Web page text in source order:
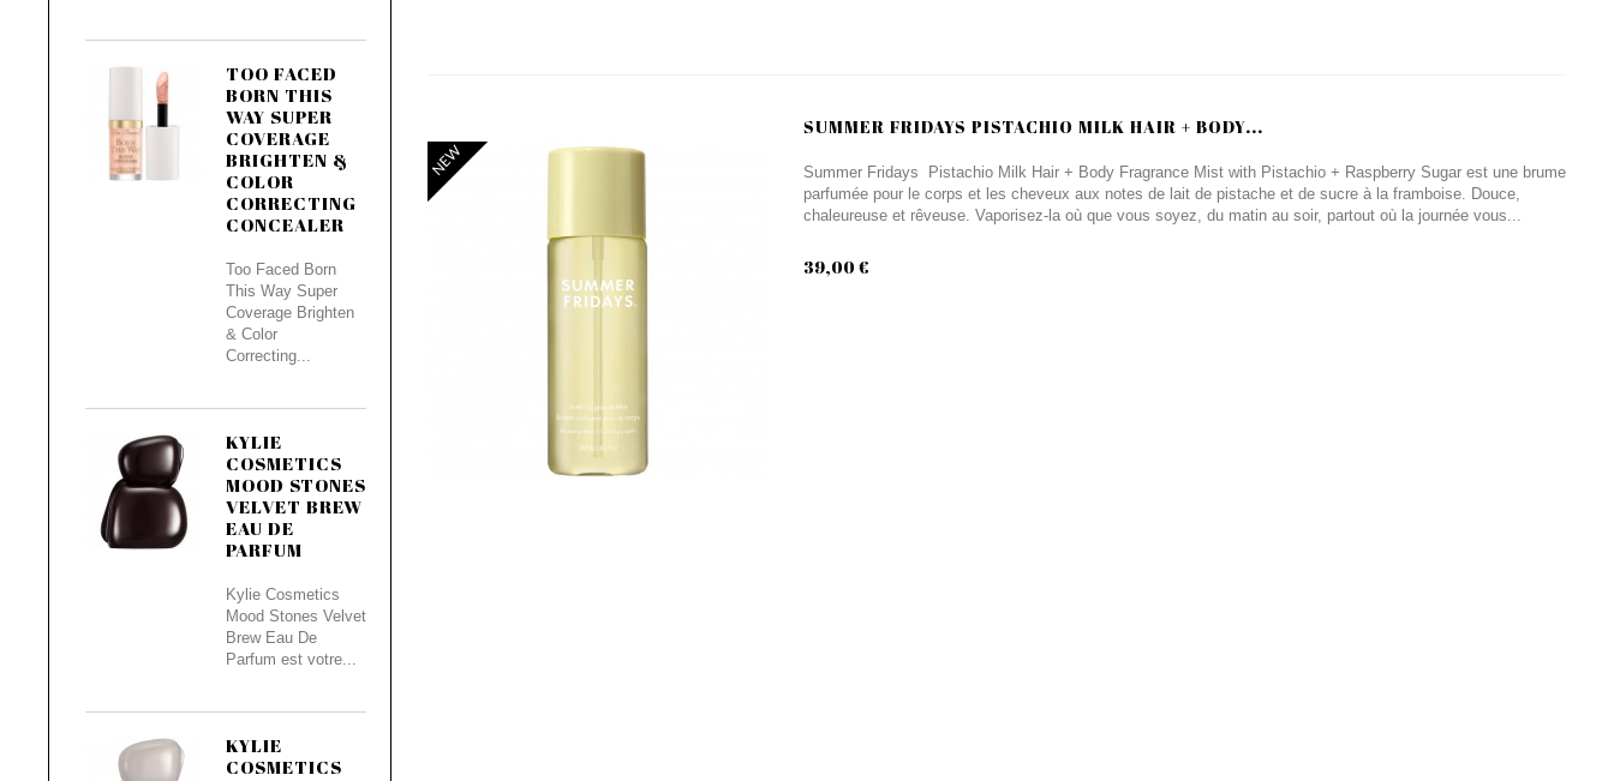
TOO FACED
BORN THIS
WAY SUPER
COVERAGE
BRIGHTEN &
COLOR
CORRECTING
CONCEALER
Too Faced Born
This Way Super
Coverage Brighten
& Color
Correcting...
KYLIE
COSMETICS
MOOD STONES
VELVET BREW
EAU DE
PARFUM
Kylie Cosmetics
Mood Stones Velvet
Brew Eau De
Parfum est votre...
KYLIE
COSMETICS
NEW
SUMMER FRIDAYS PISTACHIO MILK HAIR + BODY...
Summer Fridays Pistachio Milk Hair + Body Fragrance Mist with Pistachio + Raspberry Sugar est une brume
parfumée pour le corps et les cheveux aux notes de lait de pistache et de sucre à la framboise. Douce,
chaleureuse et rêveuse. Vaporisez-la où que vous soyez, du matin au soir, partout où la journée vous...
39,00 €